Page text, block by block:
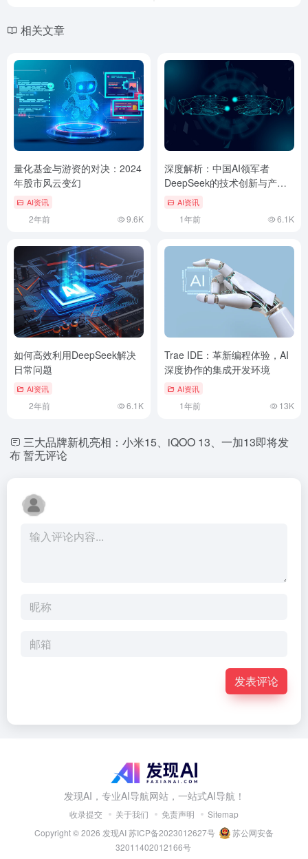
相关文章
量化基金与游资的对决：2024
年股市风云变幻
AI资讯
2年前 9.6K
深度解析：中国AI领军者
DeepSeek的技术创新与产业
应用AI资讯
1年前 6.1K
如何高效利用DeepSeek解决
日常问题
AI资讯
2年前 6.1K
Trae IDE：革新编程体验，AI
深度协作的集成开发环境
AI资讯
1年前 13K
三大品牌新机亮相：小米15、iQOO 13、一加13即将发
布暂无评论
发表评论
发现AI，专业AI导航网站，一站式AI导航！
收录提交 关于我们 免责声明
Sitemap
Copyright © 2026 发现AI苏ICP备2023012627号
苏公网安备
32011402012166号